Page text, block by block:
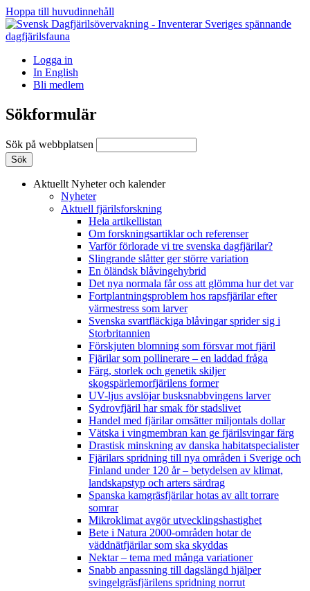
Hoppa till huvudinnehåll
Logga in
In English
Bli medlem
Sökformulär
Sök på webbplatsen
Aktuellt Nyheter och kalender
Nyheter
Aktuell fjärilsforskning
Hela artikellistan
Om forskningsartiklar och referenser
Varför förlorade vi tre svenska dagfjärilar?
Slingrande slåtter ger större variation
En öländsk blåvingehybrid
Det nya normala får oss att glömma hur det var
Fortplantningsproblem hos rapsfjärilar efter
värmestress som larver
Svenska svartfläckiga blåvingar sprider sig i
Storbritannien
Förskjuten blomning som försvar mot fjäril
Fjärilar som pollinerare – en laddad fråga
Färg, storlek och genetik skiljer
skogspärlemorfjärilens former
UV-ljus avslöjar busksnabbvingens larver
Sydrovfjäril har smak för stadslivet
Handel med fjärilar omsätter miljontals dollar
Vätska i vingmembran kan ge fjärilsvingar färg
Drastisk minskning av danska habitatspecialister
Fjärilars spridning till nya områden i Sverige och
Finland under 120 år– betydelsen av klimat,
landskapstyp och arters särdrag
Spanska kamgräsfjärilar hotas av allt torrare
somrar
Mikroklimat avgör utvecklingshastighet
Bete i Natura 2000-områden hotar de
väddnätfjärilar som ska skyddas
Nektar – tema med många variationer
Snabb anpassning till dagslängd hjälper
svingelgräsfjärilens spridning norrut